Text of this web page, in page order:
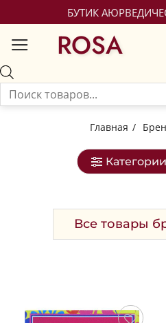
БУТИК
ROSA
Главная /
Все товары